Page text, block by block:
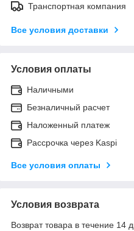
Транспортная компания
Все условия доставки
Условия оплаты
Наличными
Безналичный расчет
Наложенный платеж
Рассрочка через Kaspi
Все условия оплаты
Условия возврата
Возврат товара в течение 14